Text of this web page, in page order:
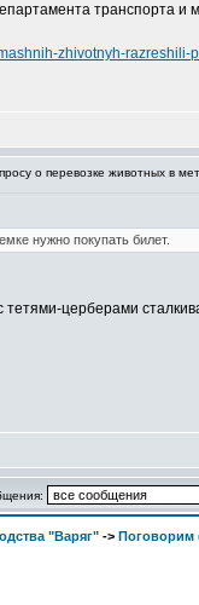
транспорта
zhivotnyh-razreshili-
о перевозке животных в
нужно покупать билет.
церберами
"Варяг" -> Поговорим